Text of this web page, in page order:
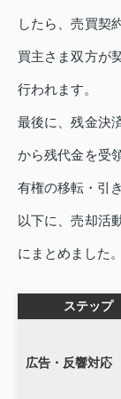
したら、売買契
買主さま双方が
行われます。
最後に、残金決
から残代金を受
有権の移転・引
以下に、売却活
にまとめました。
ステップ
広告・反響対応